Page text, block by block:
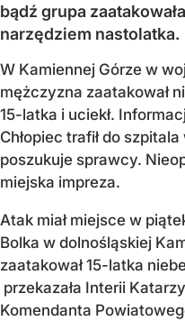
bądź grupa
narzędziem nastolatka.
W Kamiennej Górze w
mężczyzna zaatakował
15-latka i uciekł.
Chłopiec trafił do
poszukuje sprawcy.
miejska impreza.
Atak miał miejsce w
Bolka w dolnośląskiej
zaatakował 15-latka
przekazała Interii
Komendanta